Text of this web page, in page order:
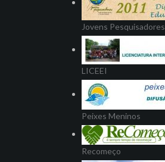
Jovens Pesquisadores
LICEEI
Peixes Meninos
Recomeço